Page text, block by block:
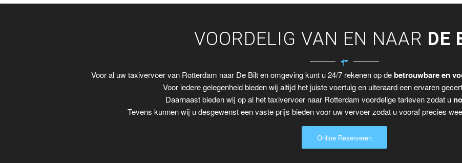
VOORDELIG VAN EN NAAR DE
Voor al uw taxivervoer van Rotterdam naar De Bilt en omgeving kunt u 24/7 rekenen op debetrouwbare en
Voor iedere gelegenheid bieden wij altijd het juiste voertuig en uiteraard een ervaren
Daarnaast bieden wij op al het taxivervoer naar Rotterdam voordelige tarieven zodat u
Tevens kunnen wij u desgewenst een vaste prijs bieden voor uw vervoer zodat u vooraf precies
Online Reserveren